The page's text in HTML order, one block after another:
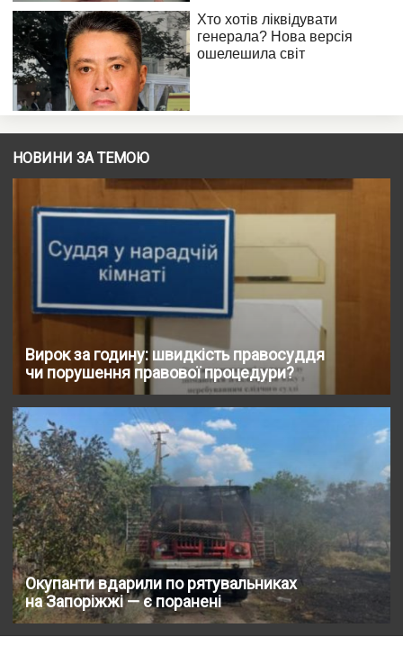
НОВИНИ ЗА ТЕМОЮ
Вирок за годину: швидкість правосуддя
чи порушення правової процедури?
Окупанти вдарили по рятувальниках
на Запоріжжі — є поранені